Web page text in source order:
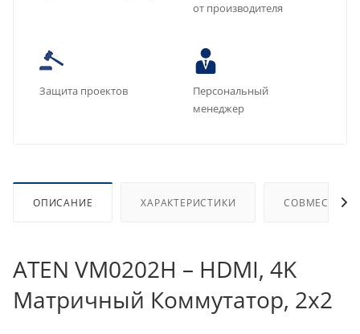
от производителя
Защита проектов
Персональный
менеджер
ОПИСАНИЕ ХАРАКТЕРИСТИКИ
ATEN VM0202H – HDMI, 4K
Матричный Коммутатор, 2x2